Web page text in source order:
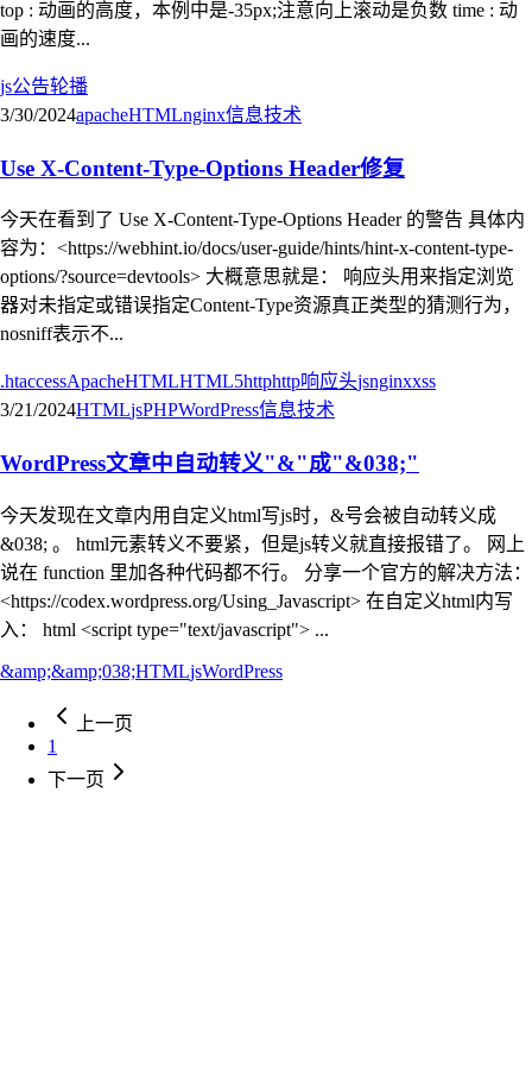
top : 动画的高度，本例中是-35px;注意向上滚动是负数 time : 动
画的速度...
js公告轮播
3/30/2024apacheHTMLnginx信息技术
Use X-Content-Type-Options Header修复
今天在看到了 Use X-Content-Type-Options Header 的警告 具体内
容为：<https://webhint.io/docs/user-guide/hints/hint-x-content-type-
options/?source=devtools> 大概意思就是： 响应头用来指定浏览
器对未指定或错误指定Content-Type资源真正类型的猜测行为，
nosniff表示不...
.htaccessApacheHTMLHTML5httphttp响应头jsnginxxss
3/21/2024HTMLjsPHPWordPress信息技术
WordPress文章中自动转义"&"成"&038;"
今天发现在文章内用自定义html写js时，&号会被自动转义成
&038; 。 html元素转义不要紧，但是js转义就直接报错了。 网上
说在 function 里加各种代码都不行。 分享一个官方的解决方法：
<https://codex.wordpress.org/Using_Javascript> 在自定义html内写
入： html <script type="text/javascript"> ...
&amp;&amp;038;HTMLjsWordPress
上一页
1
下一页